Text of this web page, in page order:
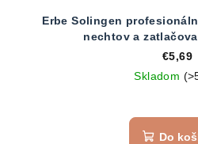
Erbe Solingen
nechtov a
€5,69
Skladom
Do